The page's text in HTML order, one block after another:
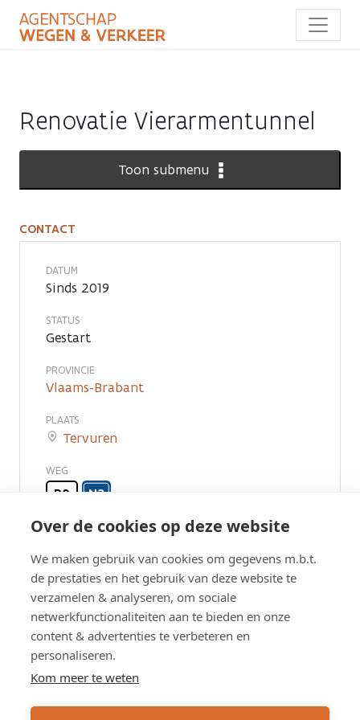
Over de cookies op deze website
We maken gebruik van cookies om gegevens m.b.t.
de prestaties en het gebruik van deze website te
verzamelen & analyseren, om sociale
netwerkfunctionaliteiten aan te bieden en onze
content & advertenties te verbeteren en
personaliseren.
Kom meer te weten
naar
Renovatie Vierarmentunnel
Toon submenu
Contact
CONTACT
DATUM
Sinds 2019
STATUS
Gestart
PROVINCIE
Vlaams-Brabant
PLAATS
Tervuren
WEG
R0 N3
Vragen? Contacteer ons:
Contact
Wegen en Verkeer Vlaams-